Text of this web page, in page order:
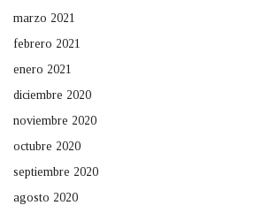
marzo 2021
febrero 2021
enero 2021
diciembre 2020
noviembre 2020
octubre 2020
septiembre 2020
agosto 2020